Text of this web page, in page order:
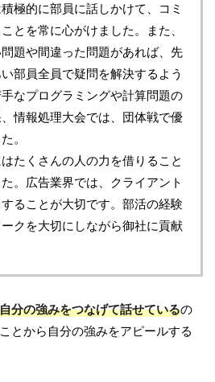
極的に部員に話しかけて、コミ
とを常に心がけました。また、
題や間違った問題があれば、先
部員全員で疑問を解決するよう
なプログラミングや計算問題の
情報処理大会では、団体戦で優
。
たくさんの人の力を借りること
。広告業界では、クライアント
ることが大切です。部活の経験
クを大切にしながら御社に貢献
分の強みをつなげて話せているの
とから自分の強みをアピールする